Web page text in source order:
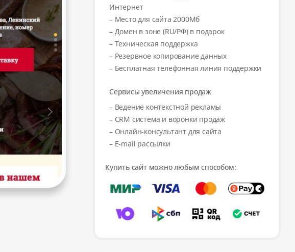
Интернет
– Место для сайта 2000Мб
– Домен в зоне (RU/РФ) в подарок
– Техническая поддержка
– Резервное копирование данных
– Бесплатная телефонная линия поддержки
Сервисы увеличения продаж
– Ведение контекстной рекламы
– CRM система и воронки продаж
– Онлайн-консультант для сайта
– E-mail рассылки
Купить сайт можно любым способом: